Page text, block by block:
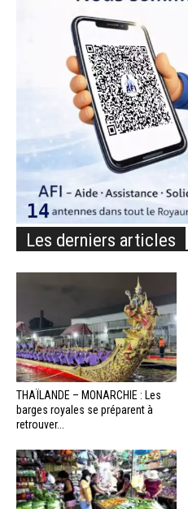
Les derniers articles
THAÏLANDE – MONARCHIE : Les
barges royales se préparent à
retrouver...